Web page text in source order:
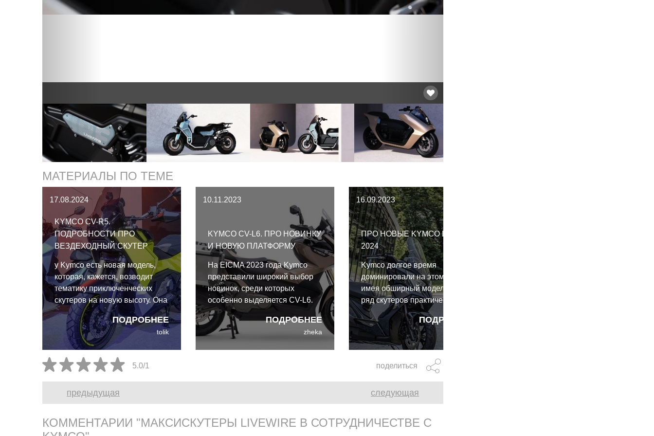
МАТЕРИАЛЫ ПО ТЕМЕ
17.08.2024
KYMCO CV-R5.
ПОДРОБНОСТИ ПРО
ВЕЗДЕХОДНЫЙ СКУТЕР
ПОДРОБНЕЕ
у Kymco есть новая модель,
которая, кажется, возводит
тематику приключенческих
скутеров на новую высоту. Она
называется CV-R5 и на первый
взгляд сложно сказать, это ещё
скутер или уже мотоцикл-
турэндуро.
tolik
10.11.2023
KYMCO CV-L6. ПРО НОВИНКУ
И НОВУЮ ПЛАТФОРМУ
ПОДРОБНЕЕ
На EICMA 2023 года Kymco
представили широкий выбор
новинок, среди которых
особенно выделяется CV-L6.
Kymco заявляют, что новый
CV-L6 подходит как для
городской повседневной езды,
zheka
16.09.2023
ПРО НОВЫЕ KYMCO DINK
2024
ПОДРОБНЕЕ
Kymco долгое время
доминировали на этом рынке,
имея обширный модельный
ряд скутеров практически
любой кубатуры. На 2024
модельный год их практичная и
спортивная модель Dink была
обновлена и вновь выйдет
сразу в двух кубатурах, 125 и
150 кубических сантиметров.
5.0/1 поделиться
предыдущая следующая
КОММЕНТАРИИ "МАКСИСКУТЕРЫ LIVEWIRE В СОТРУДНИЧЕСТВЕ С